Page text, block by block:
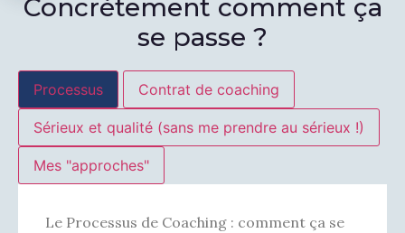
Concrètement comment ça
se passe ?
Processus Contrat de coaching
Sérieux et qualité (sans me prendre au sérieux !)
Mes "approches"
Le Processus de Coaching : comment ça se